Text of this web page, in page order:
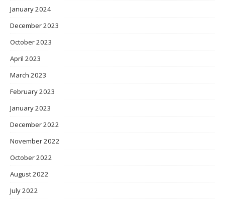
January 2024
December 2023
October 2023
April 2023
March 2023
February 2023
January 2023
December 2022
November 2022
October 2022
August 2022
July 2022